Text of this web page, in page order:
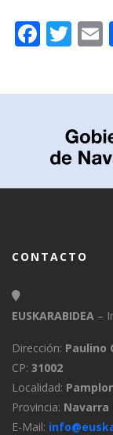
CONTACTO
EUSKARABIDEA –
Dirección: Paulino
CP: 31002
Localidad:
Provincia: Navarra
E-Mail: